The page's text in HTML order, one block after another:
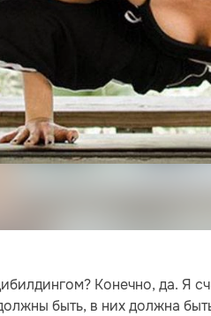
Конечно, да. Я
быть, в них должна